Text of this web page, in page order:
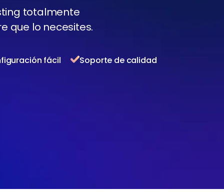
totalmente
que lo necesites.
fácil Soporte de calidad